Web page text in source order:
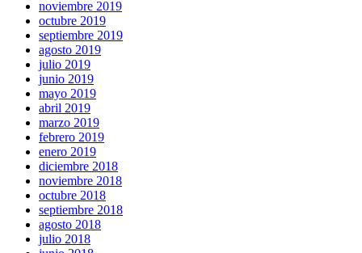
noviembre 2019
octubre 2019
septiembre 2019
agosto 2019
julio 2019
junio 2019
mayo 2019
abril 2019
marzo 2019
febrero 2019
enero 2019
diciembre 2018
noviembre 2018
octubre 2018
septiembre 2018
agosto 2018
julio 2018